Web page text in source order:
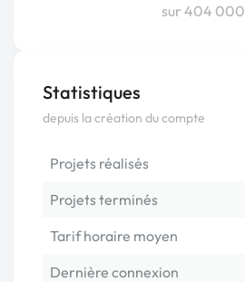
sur 404 000
Statistiques
depuis la création du compte
Projets réalisés
Projets terminés
Tarif horaire moyen
Dernière connexion